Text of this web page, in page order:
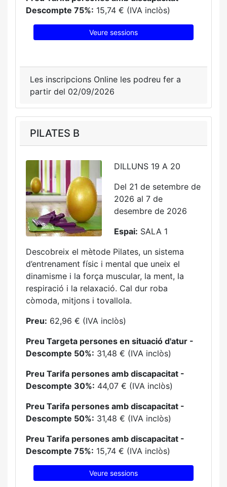
Descompte 75%: 15,74 € (IVA inclòs)
Veure sessions
Les inscripcions Online les podreu fer a
partir del 02/09/2026
PILATES B
DILLUNS 19 A 20
Del 21 de setembre de
2026 al 7 de
desembre de 2026
Espai: SALA 1
Descobreix el mètode Pilates, un sistema
d’entrenament físic i mental que uneix el
dinamisme i la força muscular, la ment, la
respiració i la relaxació. Cal dur roba
còmoda, mitjons i tovallola.
Preu: 62,96 € (IVA inclòs)
Preu Targeta persones en situació d'atur -
Descompte 50%: 31,48 € (IVA inclòs)
Preu Tarifa persones amb discapacitat -
Descompte 30%: 44,07 € (IVA inclòs)
Preu Tarifa persones amb discapacitat -
Descompte 50%: 31,48 € (IVA inclòs)
Preu Tarifa persones amb discapacitat -
Descompte 75%: 15,74 € (IVA inclòs)
Veure sessions